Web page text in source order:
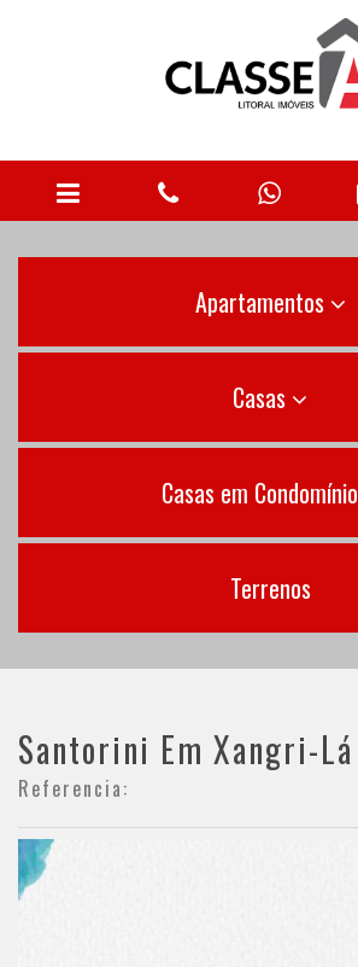
Apartamentos
Casas
Casas em Condomínio
Terrenos
Santorini Em Xangri-Lá
Referencia: